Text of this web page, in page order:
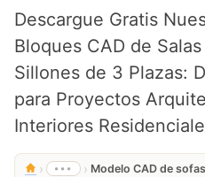
Descargue Gratis
Bloques CAD de
Sillones de 3 Plazas:
para Proyectos
Interiores
› ••• ›